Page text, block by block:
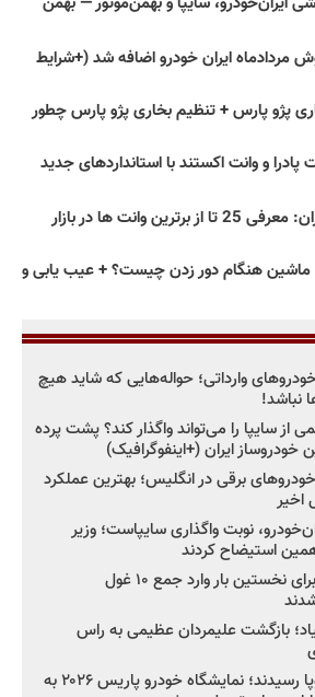
مردادماه ایران خودرو اضافه شد (+شرایط
پژو پارس + تنظیم بخاری پژو پارس چطور
پادرا و وانت اکستند با استانداردهای جدید
بهترین وانت ها در ایران: معرفی 25 تا از برترین وانت ها در بازار
هنگام دور زدن چیست؟ + عیب یابی و
خودروهای وارداتی؛ حواله‌هایی که شاید هیچ
نباشد!
سایپا را می‌تواند واگذار کند؟ پشت پرده
خودروساز ایران (+اینفوگرافیک)
برقی در انگلیس؛ بهترین عملکرد
نوبت واگذاری سایپاست؛ وزیر
استیضاح کردند
۳ خودروساز چینی برای نخستین بار وارد جمع ۱۰ غول
بازگشت علیمردان عظیمی به راس
چینی‌ها به قلب اروپا رسیدند؛ نمایشگاه خودرو پاریس ۲۰۲۶ به